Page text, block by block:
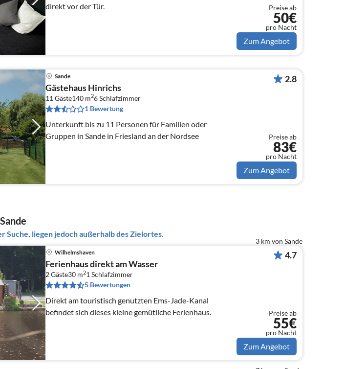
direkt vor der Tür.
Preise ab
50€
pro Nacht
Zum Angebot
Sande
Gästehaus Hinrichs
11 Gäste140 m26Schlafzimmer
1 Bewertung
Unterkunft bis zu 11 Personen für Familien oder
Gruppen in Sande in Friesland an der Nordsee
2.8
Preise ab
83€
pro Nacht
Zum Angebot
liegen jedoch außerhalb des Zielortes.
3 km von Sande
Wilhelmshaven
Ferienhaus direkt am Wasser
2 Gäste30 m21 Schlafzimmer
5 Bewertungen
Direkt am touristisch genutzten Ems-Jade-Kanal
befindet sich dieses kleine gemütliche Ferienhaus.
4.7
Preise ab
55€
pro Nacht
Zum Angebot